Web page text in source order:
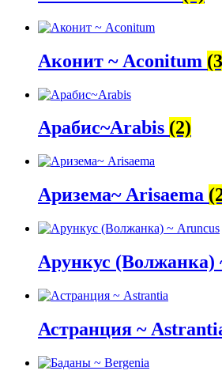
Аконит ~ Aconitum
Арабис~Arabis (2)
Аризема~ Arisaema
Арункус (Волжанка)
Астранция ~